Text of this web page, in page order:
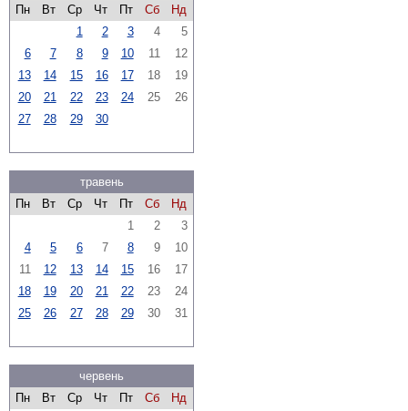
Пн
Вт Ср Чт Пт Сб
Нд
1
2 3 4
5
6
7 8 9 10 11
12
13
14 15 16 17 18
19
20
21 22 23 24 25
26
27
28 29 30
травень
Пн
Вт Ср Чт Пт Сб
Нд
1
2
3
4
5 6 7 8 9
10
11
12 13 14 15 16
17
18
19 20 21 22 23
24
25
26 27 28 29 30 31
червень
Пн
Вт Ср Чт Пт Сб
Нд